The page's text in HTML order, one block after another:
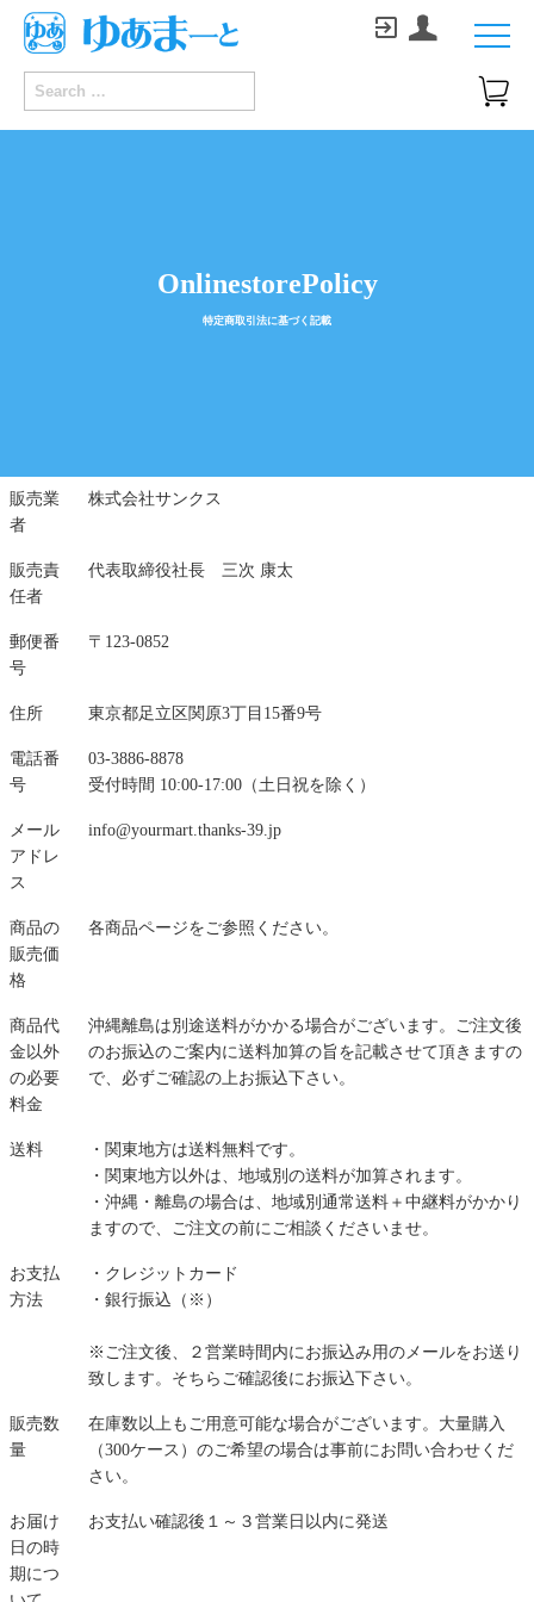
 

OnlinestorePolicy
特定商取引法に基づく記載
販売業
者
株式会社サンクス
販売責
任者
代表取締役社長 三次 康太
郵便番
号
〒123-0852
住所 東京都足立区関原3丁目15番9号
電話番
号
03-3886-8878
受付時間 10:00-17:00（土日祝を除く）
メール
アドレ
ス
info@yourmart.thanks-39.jp
商品の
販売価
格
各商品ページをご参照ください。
商品代
金以外
の必要
料金
沖縄離島は別途送料がかかる場合がございます。ご注文後
のお振込のご案内に送料加算の旨を記載させて頂きますの
で、必ずご確認の上お振込下さい。
送料
・関東地方は送料無料です。
・関東地方以外は、地域別の送料が加算されます。
・沖縄・離島の場合は、地域別通常送料＋中継料がかかり
ますので、ご注文の前にご相談くださいませ。
お支払
方法
・クレジットカード
・銀行振込（※）
※ご注文後、２営業時間内にお振込み用のメールをお送り
致します。そちらご確認後にお振込下さい。
販売数
量
在庫数以上もご用意可能な場合がございます。大量購入
（300ケース）のご希望の場合は事前にお問い合わせくだ
さい。
お届け
日の時
期につ
お支払い確認後１～３営業日以内に発送